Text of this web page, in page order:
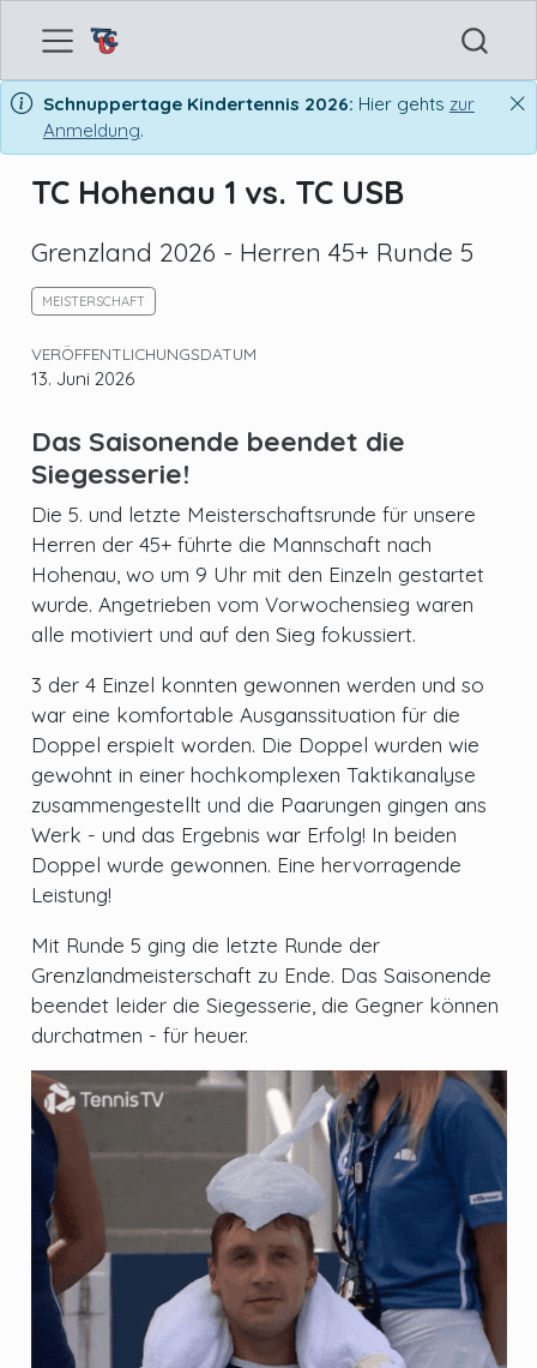
Schnuppertage Kindertennis 2026: Hier gehts zur
Anmeldung.
TC Hohenau 1 vs. TC USB
Grenzland 2026 - Herren 45+ Runde 5
MEISTERSCHAFT
VERÖFFENTLICHUNGSDATUM
13. Juni 2026
Das Saisonende beendet die
Siegesserie!
Die 5. und letzte Meisterschaftsrunde für unsere
Herren der 45+ führte die Mannschaft nach
Hohenau, wo um 9 Uhr mit den Einzeln gestartet
wurde. Angetrieben vom Vorwochensieg waren
alle motiviert und auf den Sieg fokussiert.
3 der 4 Einzel konnten gewonnen werden und so
war eine komfortable Ausganssituation für die
Doppel erspielt worden. Die Doppel wurden wie
gewohnt in einer hochkomplexen Taktikanalyse
zusammengestellt und die Paarungen gingen ans
Werk - und das Ergebnis war Erfolg! In beiden
Doppel wurde gewonnen. Eine hervorragende
Leistung!
Mit Runde 5 ging die letzte Runde der
Grenzlandmeisterschaft zu Ende. Das Saisonende
beendet leider die Siegesserie, die Gegner können
durchatmen - für heuer.